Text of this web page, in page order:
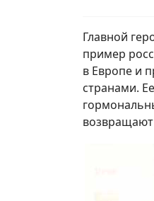
Главной
пример
в Европе и
странами.
возвращают